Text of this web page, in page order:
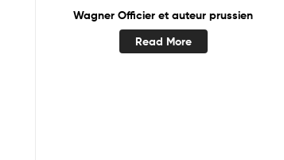
Wagner Officier et auteur prussien
Read More